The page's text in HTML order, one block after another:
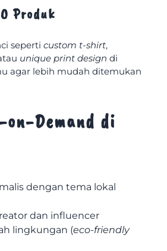
Produk
seperti custom t-shirt,
unique print design di
agar lebih mudah ditemukan
Demand di
dengan tema lokal
dan influencer
lingkungan (eco-friendly